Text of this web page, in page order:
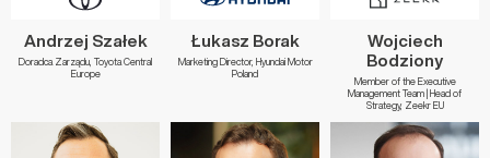
Andrzej Szałek
Doradca Zarządu, Toyota Central
Europe
Łukasz Borak
Marketing Director, Hyundai Motor
Poland
Wojciech
Bodziony
Member of the Executive
Management Team | Head of
Strategy, Zeekr EU